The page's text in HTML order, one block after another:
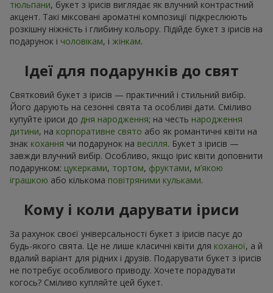
тюльпани, букет з ірисів виглядає як влучний контрастний
акцент. Такі міксовані ароматні композиції підкреслюють
розкішну ніжність і глибину кольору. Підійде букет з ірисів на
подарунок і чоловікам, і жінкам.
Ідеї для подарунків до свят
Святковий букет з ірисів — практичний і стильний вибір.
Його дарують на сезонні свята та особливі дати. Сміливо
купуйте іриси до дня народження; на честь народження
дитини, на корпоративне свято або як романтичні квіти на
знак кохання чи подарунок на весілля. Букет з ірисів —
завжди влучний вибір. Особливо, якщо ірис квіти доповнити
подарунком: цукерками, тортом, фруктами, м’якою
іграшкою або кількома повітряними кульками.
Кому і коли дарувати іриси
За рахунок своєї універсальності букет з ірисів пасує до
будь-якого свята. Це не лише класичні квіти для коханої, а й
вдалий варіант для рідних і друзів. Подарувати букет з ірисів
не потребує особливого приводу. Хочете порадувати
когось? Сміливо купляйте цей букет.